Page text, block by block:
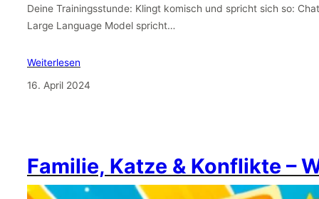
Deine Trainingsstunde: Klingt komisch und spricht sich so:
Large Language Model spricht…
Weiterlesen
16. April 2024
Familie, Katze & Konflikte –